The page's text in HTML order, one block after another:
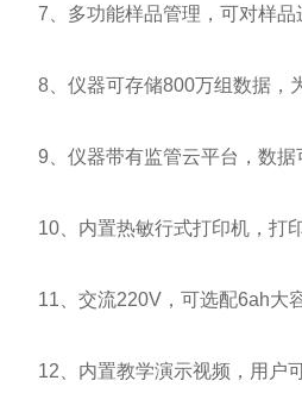
7、多功能样品管理，可对样品
8、仪器可存储800万组数据，为
9、仪器带有监管云平台，数据
10、内置热敏行式打印机，打印
11、交流220V，可选配6ah大
12、内置教学演示视频，用户可